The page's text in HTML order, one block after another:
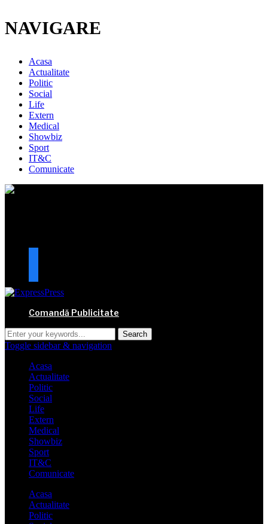
NAVIGARE
Acasa
Actualitate
Politic
Social
Life
Extern
Medical
Showbiz
Sport
IT&C
Comunicate
Comandă Publicitate
Toggle sidebar & navigation
Acasa
Actualitate
Politic
Social
Life
Extern
Medical
Showbiz
Sport
IT&C
Comunicate
Acasa
Actualitate
Politic